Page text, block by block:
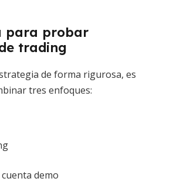
para probar
trading
de forma rigurosa, es
tres enfoques:
demo